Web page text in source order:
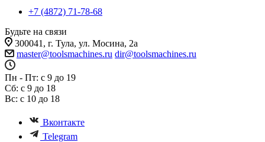
+7 (4872) 71-78-68
Будьте на связи
300041, г. Тула, ул. Мосина, 2а
master@toolsmachines.ru dir@toolsmachines.ru
Пн - Пт: с 9 до 19
Сб: с 9 до 18
Вс: с 10 до 18
Вконтакте
Telegram